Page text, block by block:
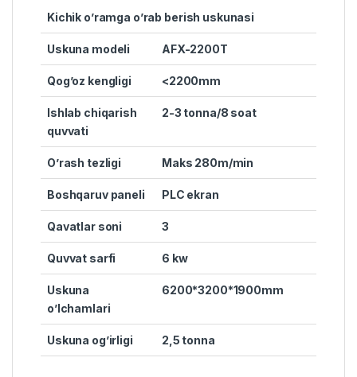
Kichik o’ramga o’rab berish uskunasi
Uskuna modeli AFX-2200T
Qog’oz kengligi <2200mm
Ishlab chiqarish
quvvati
2-3 tonna/8 soat
O’rash tezligi Maks 280m/min
Boshqaruv paneli PLC ekran
Qavatlar soni 3
Quvvat sarfi 6 kw
Uskuna
o’lchamlari
6200*3200*1900mm
Uskuna og’irligi 2,5 tonna